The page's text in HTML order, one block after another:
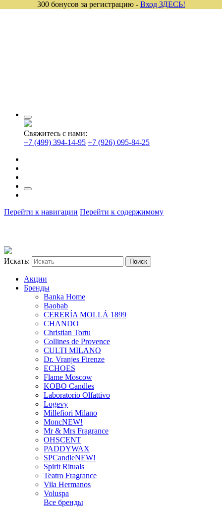
Свяжитесь с нами:
+7 (499) 394-14-95 +7 (926) 095-84-25
Перейти к навигации Перейти к содержимому
Искать:
Акции
Бренды
Banka Home
Baobab
CERERÍA MOLLÁ 1899
CHANDO
Christian Tortu
Collines de Provence
CULTI MILANO
Dr. Vranjes Firenze
ECHOES
Flame Moscow
KOBO Candles
Laboratorio Olfattivo
Logevy
Millefiori Milano
MoncNEW!
Mr & Mrs Fragrance
OHSCENT
PADDYWAX
SPCandleNEW!
Spirit Rituals
Teatro Fragrance
Vila Hermanos
Voluspa
Все бренды
300 бонусов за регистрацию - Вход ЗДЕСЬ!